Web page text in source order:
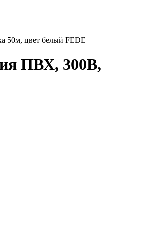
50м, цвет белый FEDE
ПВХ, 300В,